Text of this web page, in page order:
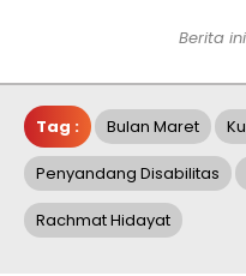
Berita
Tag : Bulan Maret
Penyandang Disabilitas
Rachmat Hidayat